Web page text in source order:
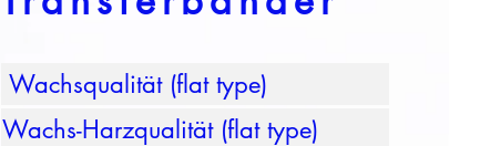
Wachsqualität (flat type)
Wachs-Harzqualität (flat type)